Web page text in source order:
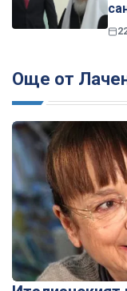
Още от